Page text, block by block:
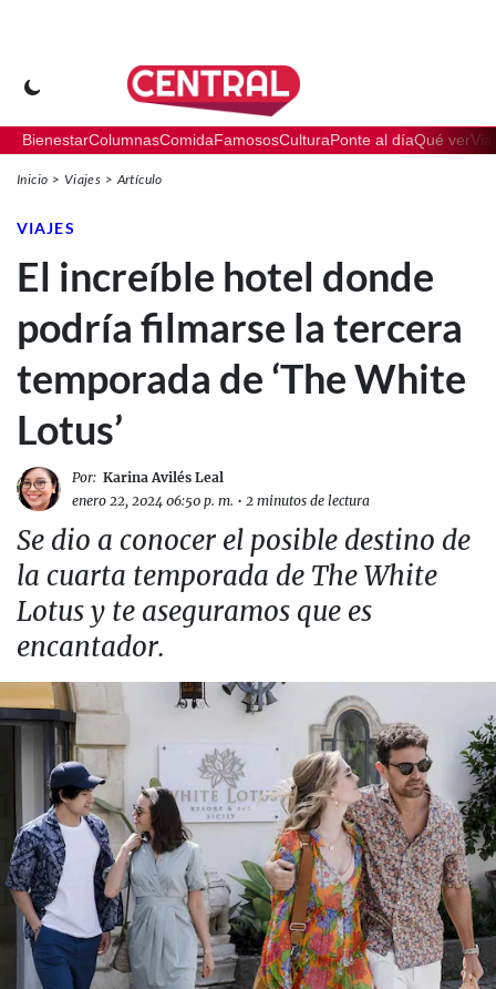
BienestarColumnasComidaFamososCulturaPonte al díaQué ver
Inicio Viajes Artículo
VIAJES
El increíble hotel donde
podría filmarse la tercera
temporada de ‘The White
Lotus’
Por: Karina Avilés Leal
enero 22, 2024 06:50 p. m. • 2 minutos de lectura
Se dio a conocer el posible destino de
la cuarta temporada de The White
Lotus y te aseguramos que es
encantador.